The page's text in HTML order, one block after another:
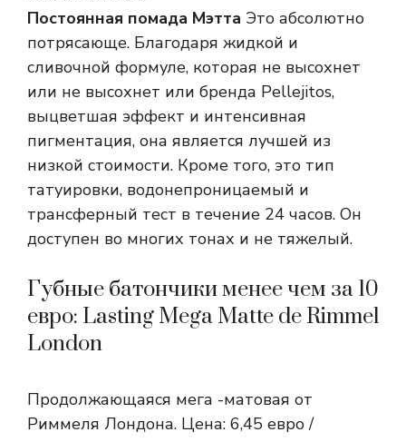
Постоянная помада Мэтта Это абсолютно
потрясающе. Благодаря жидкой и
сливочной формуле, которая не высохнет
или не высохнет или бренда Pellejitos,
выцветшая эффект и интенсивная
пигментация, она является лучшей из
низкой стоимости. Кроме того, это тип
татуировки, водонепроницаемый и
трансферный тест в течение 24 часов. Он
доступен во многих тонах и не тяжелый.
Губные батончики менее чем за 10
евро: Lasting Mega Matte de Rimmel
London
Продолжающаяся мега -матовая от
Риммеля Лондона. Цена: 6,45 евро /